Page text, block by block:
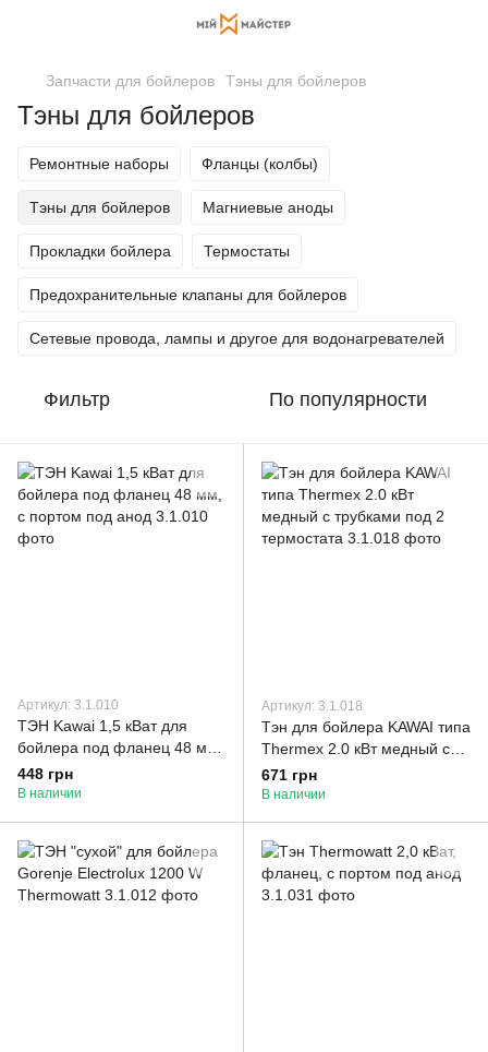
Запчасти для бойлеров Тэны для бойлеров
Тэны для бойлеров
Ремонтные наборы Фланцы (колбы)
Тэны для бойлеров Магниевые аноды
Прокладки бойлера Термостаты
Предохранительные клапаны для бойлеров
Сетевые провода, лампы и другое для водонагревателей
Фильтр По популярности
Артикул: 3.1.010
ТЭН Kawai 1,5 кВат для
бойлера под фланец 48 мм,
c портом под анод
448 грн
В наличии
Артикул: 3.1.018
Тэн для бойлера KAWAI типа
Thermex 2.0 кВт медный с
трубками под 2 термостата
671 грн
В наличии